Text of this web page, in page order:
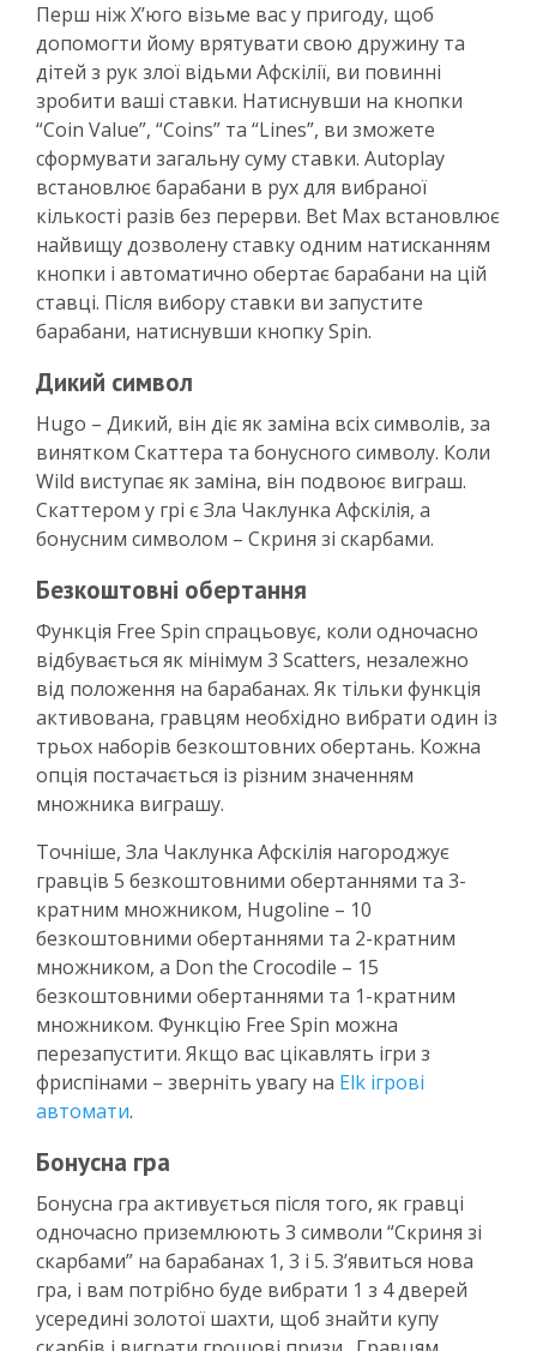
Перш ніж Х’юго візьме вас у пригоду, щоб
допомогти йому врятувати свою дружину та
дітей з рук злої відьми Афскілії, ви повинні
зробити ваші ставки. Натиснувши на кнопки
“Coin Value”, “Coins” та “Lines”, ви зможете
сформувати загальну суму ставки. Autoplay
встановлює барабани в рух для вибраної
кількості разів без перерви. Bet Max встановлює
найвищу дозволену ставку одним натисканням
кнопки і автоматично обертає барабани на цій
ставці. Після вибору ставки ви запустите
барабани, натиснувши кнопку Spin.
Дикий символ
Hugo – Дикий, він діє як заміна всіх символів, за
винятком Скаттера та бонусного символу. Коли
Wild виступає як заміна, він подвоює виграш.
Скаттером у грі є Зла Чаклунка Афскілія, а
бонусним символом – Скриня зі скарбами.
Безкоштовні обертання
Функція Free Spin спрацьовує, коли одночасно
відбувається як мінімум 3 Scatters, незалежно
від положення на барабанах. Як тільки функція
активована, гравцям необхідно вибрати один із
трьох наборів безкоштовних обертань. Кожна
опція постачається із різним значенням
множника виграшу.
Точніше, Зла Чаклунка Афскілія нагороджує
гравців 5 безкоштовними обертаннями та 3-
кратним множником, Hugoline – 10
безкоштовними обертаннями та 2-кратним
множником, а Don the Crocodile – 15
безкоштовними обертаннями та 1-кратним
множником. Функцію Free Spin можна
перезапустити. Якщо вас цікавлять ігри з
фриспінами – зверніть увагу на Elk ігрові
автомати.
Бонусна гра
Бонусна гра активується після того, як гравці
одночасно приземлюють 3 символи “Скриня зі
скарбами” на барабанах 1, 3 і 5. З’явиться нова
гра, і вам потрібно буде вибрати 1 з 4 дверей
усередині золотої шахти, щоб знайти купу